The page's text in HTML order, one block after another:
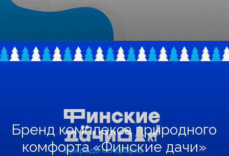
Бренд комплекса природного
комфорта «Финские дачи»
© 2009–2026 Два слова:
и СОУТ. 18+